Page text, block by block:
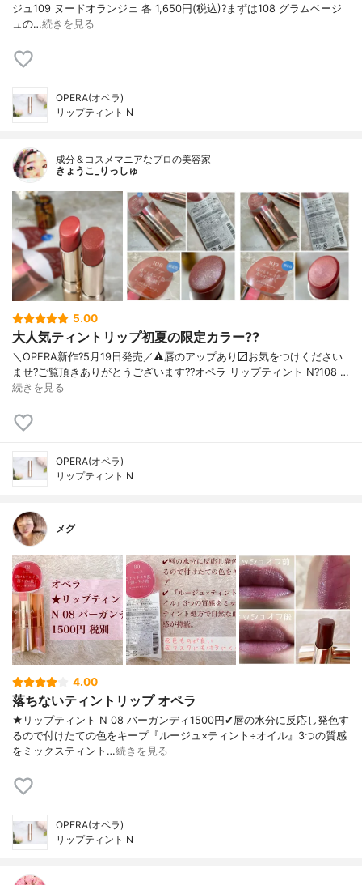
ジュ109 ヌードオランジェ 各 1,650円(税込)?まずは108 グラムベージ
ュの…続きを見る
OPERA(オペラ)
リップティント N
成分＆コスメマニアなプロの美容家
きょうこ_りっしゅ
5.00
大人気ティントリップ初夏の限定カラー??
＼OPERA新作?5月19日発売／ ⚠️唇のアップあり〼 お気をつけください
ませ? ご覧頂きありがとうございます? ?オペラ リップティント N ?108 …
続きを見る
OPERA(オペラ)
リップティント N
メグ
4.00
落ちないティントリップ オペラ
★リップティント N 08 バーガンディ1500円✔︎唇の水分に反応し発色す
るので付けたての色をキープ『ルージュ×ティント÷オイル』3つの質感
をミックスティント…続きを見る
OPERA(オペラ)
リップティント N